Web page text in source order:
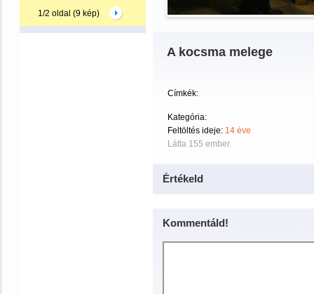
1/2 oldal (9 kép)
A kocsma melege
Címkék:
Kategória:
Feltöltés ideje: 14 éve
Látta 155 ember.
Értékeld
Kommentáld!